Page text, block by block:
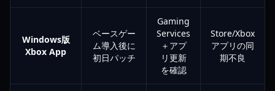
Windows版
Xbox App
ベースゲー
ム導入後に
初日パッチ
Gaming
Services
＋アプ
リ更新
を確認
Store/Xbox
アプリの同
期不良